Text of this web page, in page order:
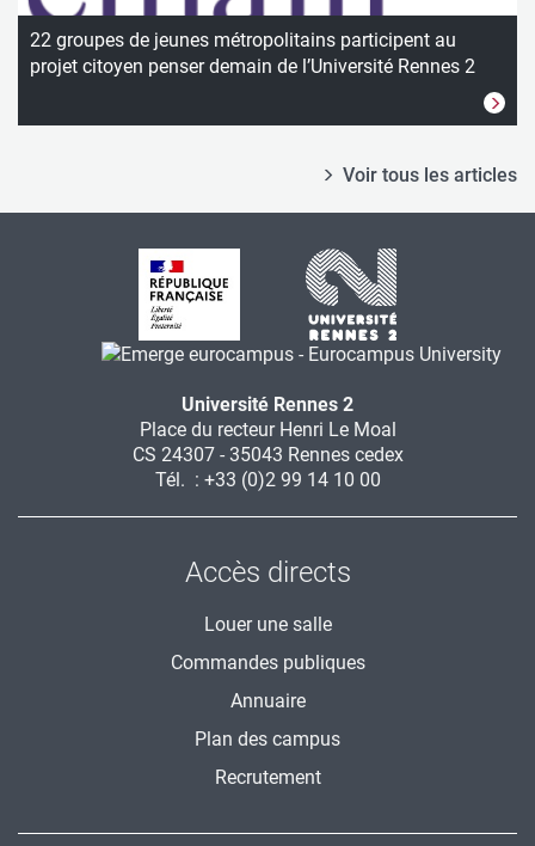
22 groupes de jeunes métropolitains participent au
projet citoyen penser demain de l’Université Rennes 2
Voir tous les articles
Université Rennes 2
Place du recteur Henri Le Moal
CS 24307 - 35043 Rennes cedex
Tél. : +33 (0)2 99 14 10 00
Accès directs
Louer une salle
Commandes publiques
Annuaire
Plan des campus
Recrutement